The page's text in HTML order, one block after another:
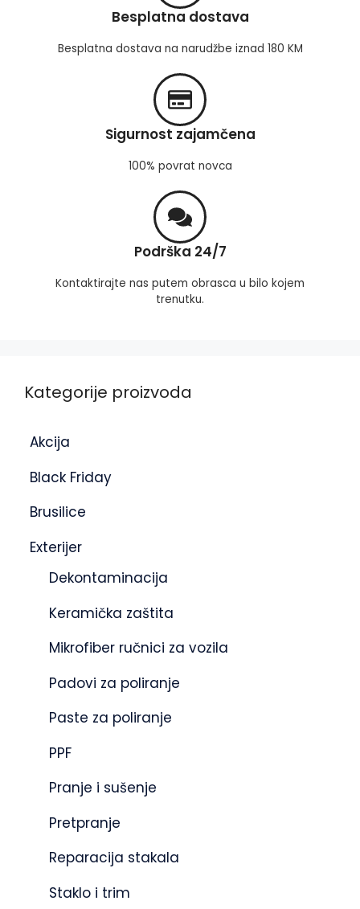
Besplatna dostava
Besplatna dostava na narudžbe iznad 180 KM
Sigurnost zajamčena
100% povrat novca
Podrška 24/7
Kontaktirajte nas putem obrasca u bilo kojem
trenutku.
Kategorije proizvoda
Akcija
Black Friday
Brusilice
Exterijer
Dekontaminacija
Keramička zaštita
Mikrofiber ručnici za vozila
Padovi za poliranje
Paste za poliranje
PPF
Pranje i sušenje
Pretpranje
Reparacija stakala
Staklo i trim